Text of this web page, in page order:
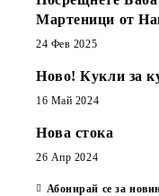
Мартеници от
24 Фев 2025
Ново! Кукли за
16 Май 2024
Нова стока
26 Апр 2024
Абонирай се за